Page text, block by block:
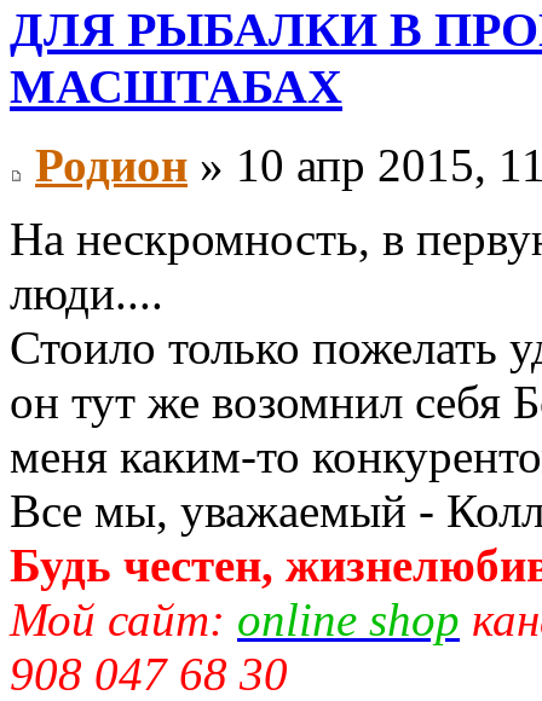
ДЛЯ РЫБАЛКИ В
МАСШТАБАХ
Родион » 10 апр 2015,
На нескромность, в
люди....
Стоило только пожелать
он тут же возомнил себя
меня каким-то
Все мы, уважаемый -
Будь честен,
Мой сайт: online shop
908 047 68 30